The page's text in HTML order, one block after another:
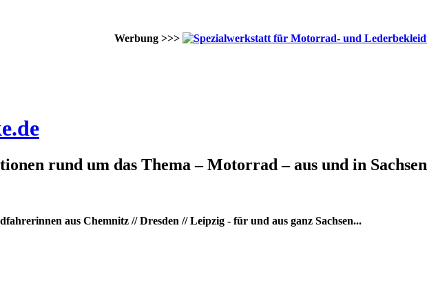
Werbung >>>
rund um das Thema – Motorrad – aus und in Sachsen
aus Chemnitz // Dresden // Leipzig - für und aus ganz Sachsen...